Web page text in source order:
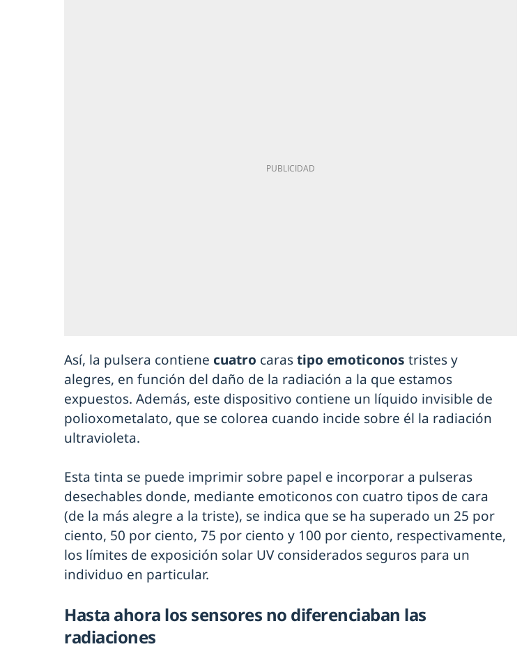
Así, la pulsera contiene cuatro carastipo emoticonos tristes y
alegres, en función del daño de la radiación a la que estamos
expuestos. Además, este dispositivo contiene un líquido invisible de
polioxometalato, que se colorea cuando incide sobre él la radiación
ultravioleta.
Esta tinta se puede imprimir sobre papel e incorporar a pulseras
desechables donde, mediante emoticonos con cuatro tipos de cara
(de la más alegre a la triste), se indica que se ha superado un 25 por
ciento, 50 por ciento, 75 por ciento y 100 por ciento, respectivamente,
los límites de exposición solar UV considerados seguros para un
individuo en particular.
Hasta ahora los sensores no diferenciaban las
radiaciones